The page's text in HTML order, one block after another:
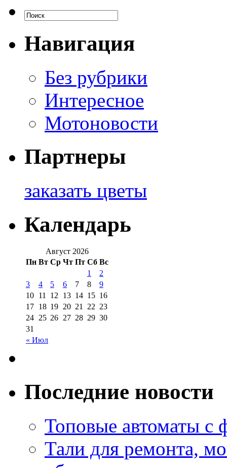
Навигация
Без рубрики
Интересное
Мотоновости
Партнеры
заказать цветы
Календарь
Август 2026
Пн Вт Ср Чт Пт Сб Вс
« Июл
1
2
3
4 5 6 7 8
9
10 11 12 13 14 15 16
17 18 19 20 21 22 23
24 25 26 27 28 29 30
31
Последние новости
Топовые автоматы с
Тали для ремонта,